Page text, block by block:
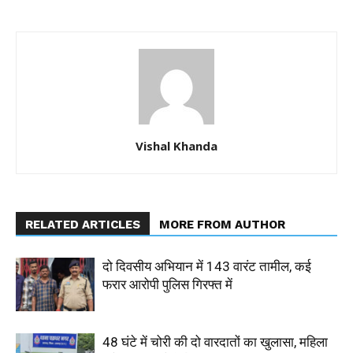
Vishal Khanda
RELATED ARTICLES MORE FROM AUTHOR
दो दिवसीय अभियान में 143 वारंट तामील, कई
फरार आरोपी पुलिस गिरफ्त में
48 घंटे में चोरी की दो वारदातों का खुलासा, महिला